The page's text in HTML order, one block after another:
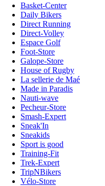
Basket-Center
Daily Bikers
Direct Running
Direct-Volley
Espace Golf
Foot-Store
Galope-Store
House of Rugby
La sellerie de Maé
Made in Paradis
Nauti-wave
Pecheur-Store
Smash-Expert
Sneak'In
Sneakids
Sport is good
Training-Fit
Trek-Expert
TripNBikers
Vélo-Store